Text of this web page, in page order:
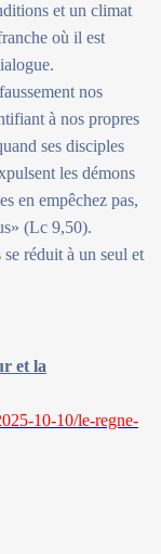
et un climat
où il est
nos
à nos propres
ses disciples
les démons
en empêchez pas,
(Lc 9,50).
réduit à un seul et
et la
10-10/le-regne-